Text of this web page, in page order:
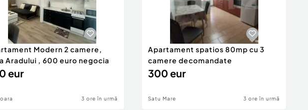
Modern 2 camere,
Aradului , 600 euro negocia
eur
3 ore în urmă
Apartament spatios 80mp cu 3
camere decomandate
300 eur
Satu Mare 3 ore în urmă